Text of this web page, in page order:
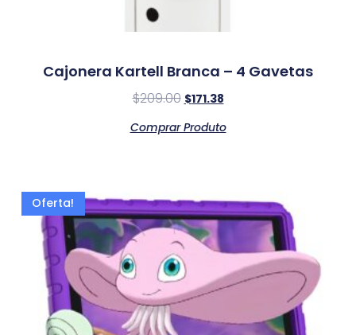
Cajonera Kartell Branca – 4 Gavetas
$209.00 $171.38
Comprar Produto
Oferta!